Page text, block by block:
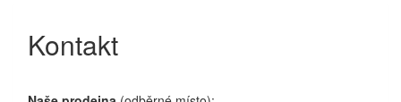
Kontakt